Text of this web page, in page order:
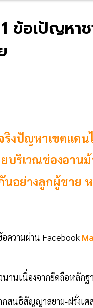
ข้อเปัญหา
ริงปัญหาเขตแด
บริเวณช่องอาน
อย่างลูกผู้ชาย ห
วามผ่าน Facebook
นานเนื่องจากยึดถือหลัก
สนธิสัญญาสยาม-ฝรั่งเ